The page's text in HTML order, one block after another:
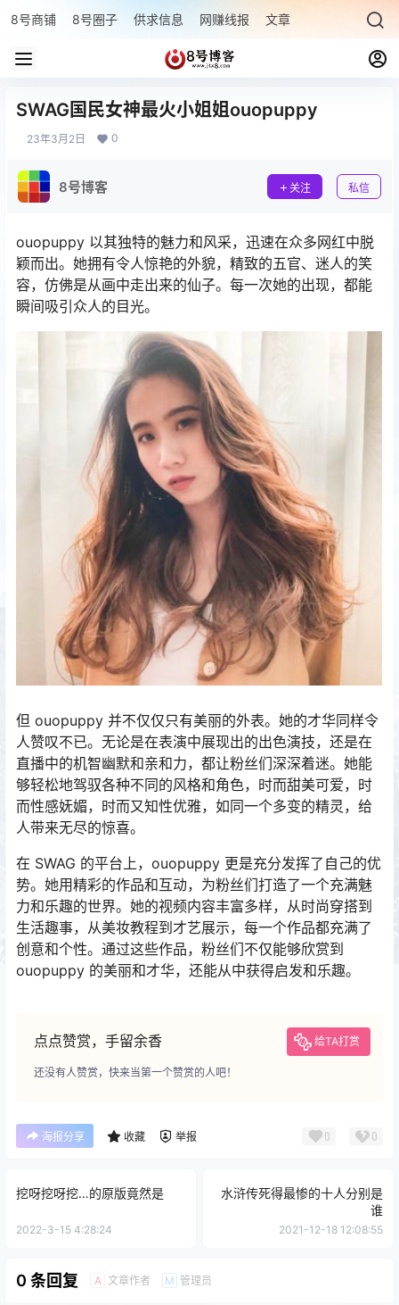
8号商铺 8号圈子 供求信息 网赚线报 文章专题 最新文章
SWAG国民女神最火小姐姐ouopuppy
23年3月2日 0
8号博客 关注 私信
ouopuppy 以其独特的魅力和风采，迅速在众多网红中脱
颖而出。她拥有令人惊艳的外貌，精致的五官、迷人的笑
容，仿佛是从画中走出来的仙子。每一次她的出现，都能
瞬间吸引众人的目光。
但 ouopuppy 并不仅仅只有美丽的外表。她的才华同样令
人赞叹不已。无论是在表演中展现出的出色演技，还是在
直播中的机智幽默和亲和力，都让粉丝们深深着迷。她能
够轻松地驾驭各种不同的风格和角色，时而甜美可爱，时
而性感妩媚，时而又知性优雅，如同一个多变的精灵，给
人带来无尽的惊喜。
在 SWAG 的平台上，ouopuppy 更是充分发挥了自己的优
势。她用精彩的作品和互动，为粉丝们打造了一个充满魅
力和乐趣的世界。她的视频内容丰富多样，从时尚穿搭到
生活趣事，从美妆教程到才艺展示，每一个作品都充满了
创意和个性。通过这些作品，粉丝们不仅能够欣赏到
ouopuppy 的美丽和才华，还能从中获得启发和乐趣。
点点赞赏，手留余香 给TA打赏
还没有人赞赏，快来当第一个赞赏的人吧！
海报分享 收藏 举报 0 0
挖呀挖呀挖…的原版竟然是
2022-3-15 4:28:24
水浒传死得最惨的十人分别是
谁
2021-12-18 12:08:55
0 条回复 A 文章作者 M 管理员